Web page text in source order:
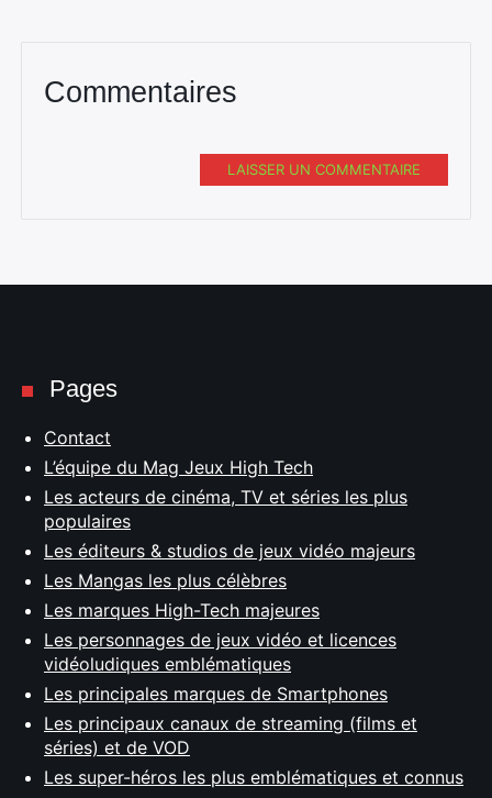
Commentaires
LAISSER UN COMMENTAIRE
Pages
Contact
L’équipe du Mag Jeux High Tech
Les acteurs de cinéma, TV et séries les plus
populaires
Les éditeurs & studios de jeux vidéo majeurs
Les Mangas les plus célèbres
Les marques High-Tech majeures
Les personnages de jeux vidéo et licences
vidéoludiques emblématiques
Les principales marques de Smartphones
Les principaux canaux de streaming (films et
séries) et de VOD
Les super-héros les plus emblématiques et connus